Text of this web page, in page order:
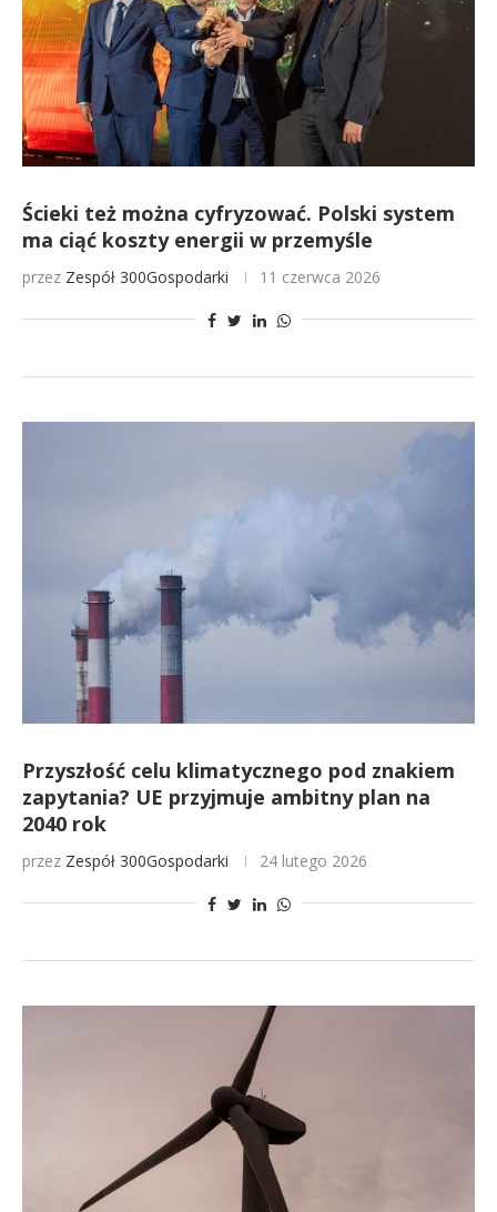
Ścieki też można cyfryzować. Polski system
ma ciąć koszty energii w przemyśle
przez Zespół 300Gospodarki 11 czerwca 2026
Przyszłość celu klimatycznego pod znakiem
zapytania? UE przyjmuje ambitny plan na
2040 rok
przez Zespół 300Gospodarki 24 lutego 2026